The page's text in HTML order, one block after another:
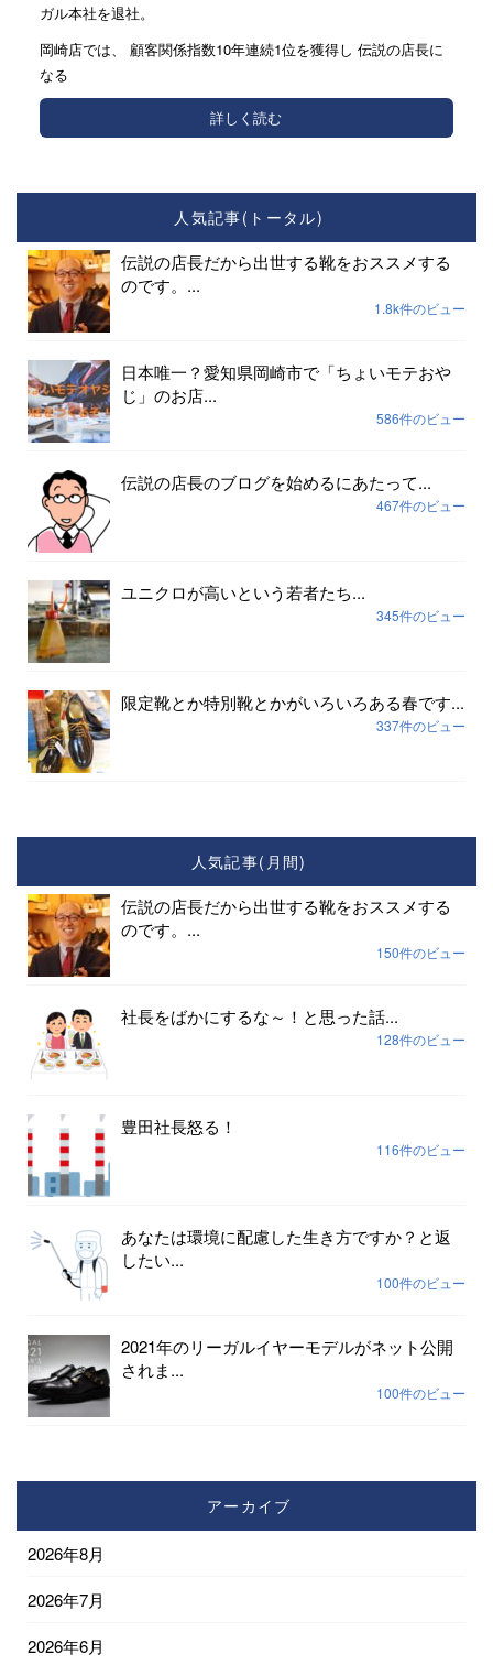
ガル本社を退社。
岡崎店では、 顧客関係指数10年連続1位を獲得し 伝説の店長に
なる
詳しく読む
人気記事(トータル)
伝説の店長だから出世する靴をおススメする
のです。...
1.8k件のビュー
日本唯一？愛知県岡崎市で「ちょいモテおや
じ」のお店...
586件のビュー
伝説の店長のブログを始めるにあたって...
467件のビュー
ユニクロが高いという若者たち...
345件のビュー
限定靴とか特別靴とかがいろいろある春です...
337件のビュー
人気記事(月間)
伝説の店長だから出世する靴をおススメする
のです。...
150件のビュー
社長をばかにするな～！と思った話...
128件のビュー
豊田社長怒る！
116件のビュー
あなたは環境に配慮した生き方ですか？と返
したい...
100件のビュー
2021年のリーガルイヤーモデルがネット公開
されま...
100件のビュー
アーカイブ
2026年8月
2026年7月
2026年6月